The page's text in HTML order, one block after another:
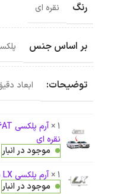
رنگ نقره ای
بر اساس جنس
توضیحات: ابعاد
1 ×
نقره ای
موجود در انبار
1 ×
آرم پلکسی LX بغل گلگیر – کروم
موجود در انبار